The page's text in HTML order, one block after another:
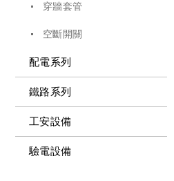
穿牆套管
空斷開關
配電系列
鐵路系列
工安設備
驗電設備